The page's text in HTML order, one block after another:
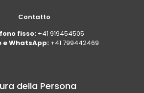
Contatto
fisso: +41 919454505
e WhatsApp: +41 799442469
della Persona